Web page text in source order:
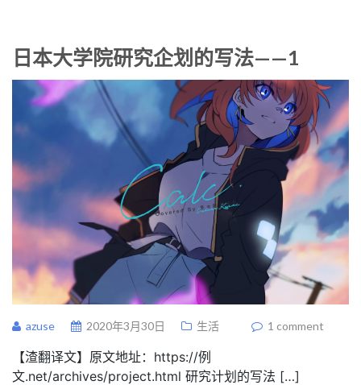
日本大学院研究企划的写法——1
azuse 2020年3月30日 生活 1 comment
【渣翻译文】原文地址：https://例
文.net/archives/project.html 研究计划的写法 […]